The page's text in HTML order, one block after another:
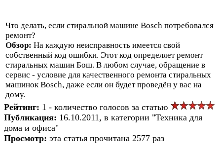
Что делать, если стиральной машине Bosch потребовался
ремонт?
Обзор: На каждую неисправность имеется свой
собственный код ошибки. Этот код определяет ремонт
стиральных машин Бош. В любом случае, обращение в
сервис - условие для качественного ремонта стиральных
машинок Bosch, даже если он будет проведён у вас на
дому.
Рейтинг: 1 - количество голосов за статью
Публикация: 16.10.2011, в категории "Техника для
дома и офиса"
Просмотр: эта статья прочитана 2577 раз